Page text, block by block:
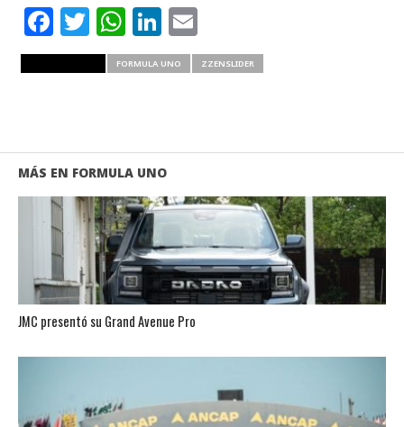
Facebook
Twitter
WhatsApp
LinkedIn
Email
FORMULA UNO ZZENSLIDER
MÁS EN FORMULA UNO
JMC presentó su Grand Avenue Pro